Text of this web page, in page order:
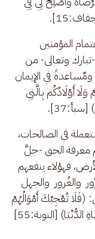
المؤمنين
-تبارك وتعالى- من
ومٌساعدةً في الإيمان
أَوْلَادُكُم بِالَّتِي
في الصالحات،
معرفة الحق -جلَّ
فهؤلاء ينفعهم
والغُرور  والجهل
(فَلَا تُعْجِبْكَ أَمْوَالُهُمْ
وَلَا أَوْلَادُهُمْ إِنَّمَا يُرِيدُ اللَّهُ لِيُعَذِّبَهُم بِهَا فِي الْحَيَاةِ الدُّنْيَا) [التوبة:55]